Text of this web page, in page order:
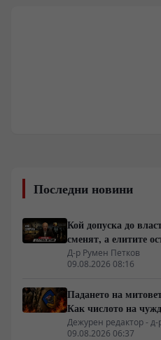
Последни новини
Кой допуска до
сменят, а елитите
Д-р Румен Петков
09.08.2026 08:16
Падането на
Как числото на
спадна драстично
Дежурен редактор -
09.08.2026 06:37